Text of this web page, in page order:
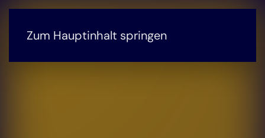
Zum Hauptinhalt springen